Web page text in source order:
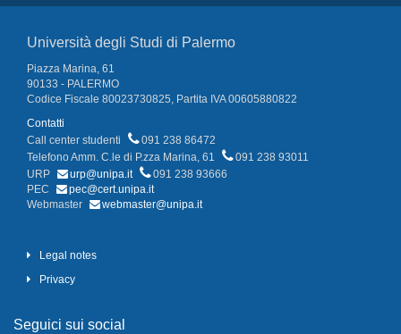
Università degli Studi di Palermo
Piazza Marina, 61
90133 - PALERMO
Codice Fiscale 80023730825, Partita IVA 00605880822
Contatti
Call center studenti
091 238 86472
Telefono Amm. C.le di P.zza Marina, 61
091 238 93011
URP
urp@unipa.it
091 238 93666
PEC
pec@cert.unipa.it
Webmaster
webmaster@unipa.it
Legal notes
Privacy
Seguici sui social